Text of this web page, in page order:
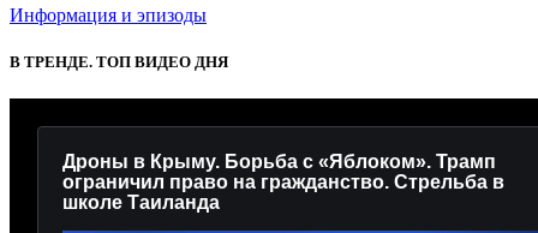
Информация и эпизоды
В ТРЕНДЕ. ТОП ВИДЕО ДНЯ